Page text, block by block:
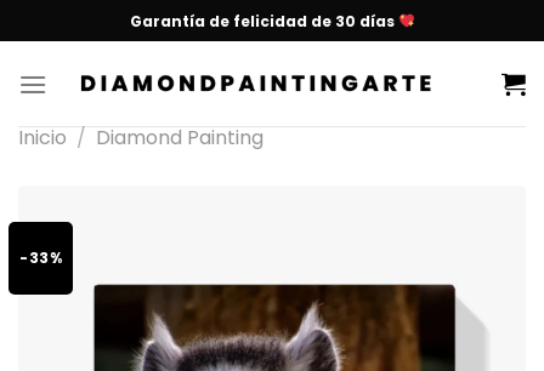
Garantía de felicidad de 30 días
Inicio / Diamond Painting
-33%